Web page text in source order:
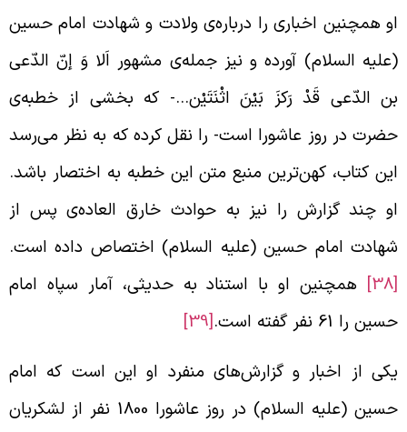
همچنین اخباری را درباره‌ی ولادت و شهادت امام حسین
السلام) آورده و نیز جمله‌ی مشهور اَلا وَ إنّ الدّعی
الدّعی قَدْ رَکزَ بَیْنَ اثْنَتَیْن…- که بخشی از خطبه‌ی
در روز عاشورا است- را نقل کرده که به نظر می‌رسد
کتاب، کهن‌ترین منبع متن این خطبه به اختصار باشد.
چند گزارش را نیز به حوادث خارق العاده‌ی پس از
امام حسین (علیه السلام) اختصاص داده است.
همچنین او با استناد به حدیثی، آمار سپاه امام
را 61 نفر گفته است.
[39]
از اخبار و گزارش‌های منفرد او این است که امام
حسین (علیه السلام) در روز عاشورا 1800 نفر از لشکریان